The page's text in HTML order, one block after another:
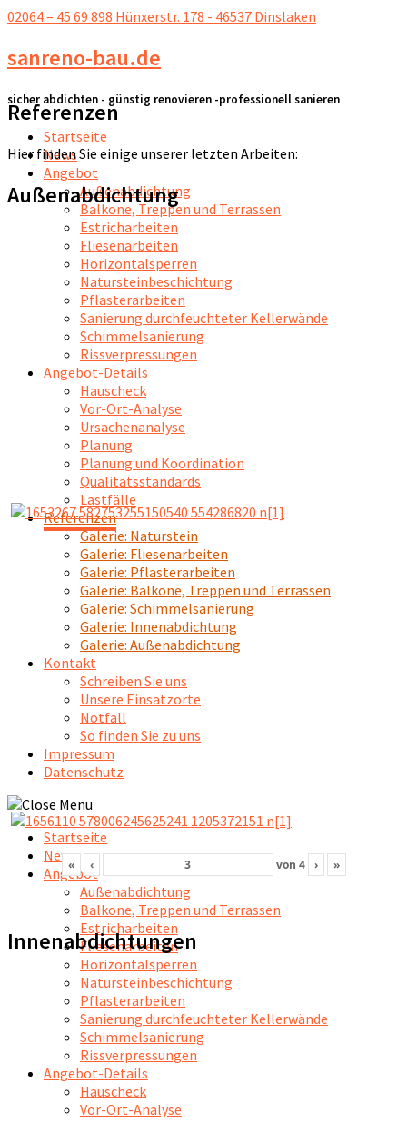
02064 – 45 69 898 Hünxerstr. 178 - 46537 Dinslaken
sanreno-bau.de
sicher abdichten - günstig renovieren -professionell sanieren
Startseite
News
Angebot
Außenabdichtung
Balkone, Treppen und Terrassen
Estricharbeiten
Fliesenarbeiten
Horizontalsperren
Natursteinbeschichtung
Pflasterarbeiten
Sanierung durchfeuchteter Kellerwände
Schimmelsanierung
Rissverpressungen
Angebot-Details
Hauscheck
Vor-Ort-Analyse
Ursachenanalyse
Planung
Planung und Koordination
Qualitätsstandards
Lastfälle
Referenzen
Galerie: Naturstein
Galerie: Fliesenarbeiten
Galerie: Pflasterarbeiten
Galerie: Balkone, Treppen und Terrassen
Galerie: Schimmelsanierung
Galerie: Innenabdichtung
Galerie: Außenabdichtung
Kontakt
Schreiben Sie uns
Unsere Einsatzorte
Notfall
So finden Sie zu uns
Impressum
Datenschutz
Startseite
News
Angebot
Außenabdichtung
Balkone, Treppen und Terrassen
Estricharbeiten
Fliesenarbeiten
Horizontalsperren
Natursteinbeschichtung
Pflasterarbeiten
Sanierung durchfeuchteter Kellerwände
Schimmelsanierung
Rissverpressungen
Angebot-Details
Hauscheck
Vor-Ort-Analyse
Referenzen
Hier finden Sie einige unserer letzten Arbeiten:
Außenabdichtung
« ‹ von 4 › »
Innenabdichtungen